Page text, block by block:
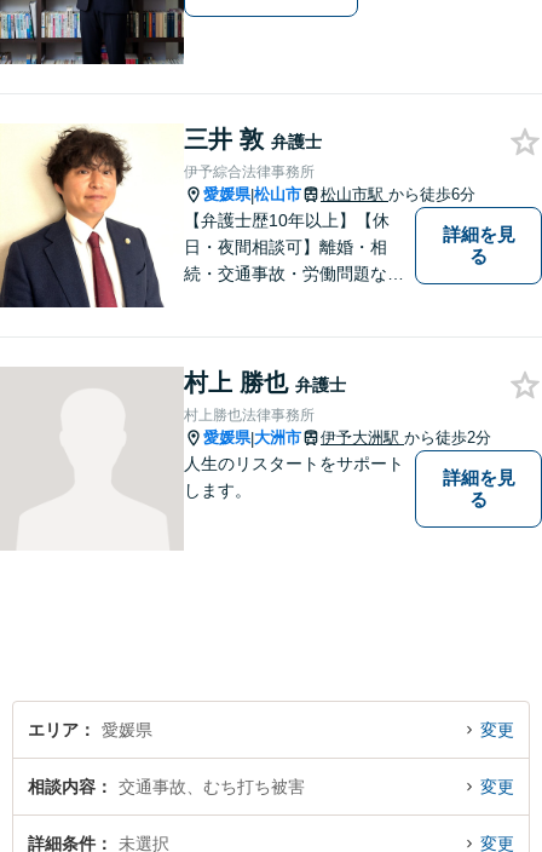
三井 敦 弁護士
伊予綜合法律事務所
愛媛県|松山市 松山市駅 から徒歩6分
【弁護士歴10年以上】【休
日・夜間相談可】離婚・相
続・交通事故・労働問題など
指します【オンライン相談
可】【松山市駅徒歩8分】
詳細を見
る
村上 勝也 弁護士
村上勝也法律事務所
愛媛県|大洲市 伊予大洲駅 から徒歩2分
人生のリスタートをサポート
します。
詳細を見
る
エリア 愛媛県 変更
相談内容 交通事故、むち打ち被害 変更
詳細条件 未選択 変更